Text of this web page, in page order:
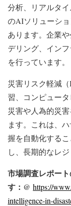
分析、リアルタ
のAIソリューシ
あります。企業
デリング、イン
を行っています。
災害リスク軽減
習、コンピュー
災害や人為的災
ます。これは、
握を自動化する
し、長期的なレ
市場調査レポー
す：@ https://
intelligence-in-